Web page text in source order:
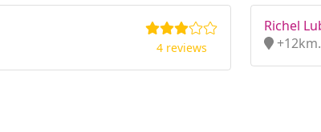
4 reviews
Richel